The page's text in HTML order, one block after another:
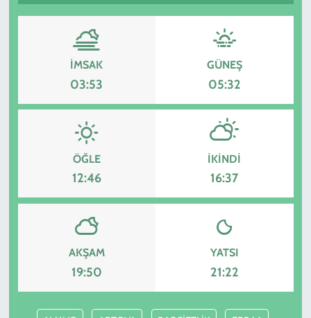
İMSAK
03:53
GÜNEŞ
05:32
ÖĞLE
12:46
İKINDI
16:37
AKŞAM
19:50
YATSI
21:22